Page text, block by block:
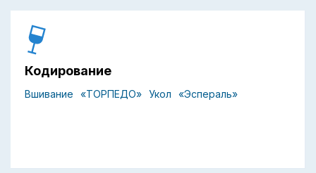
Кодирование
Вшивание «ТОРПЕДО» Укол «Эспераль»